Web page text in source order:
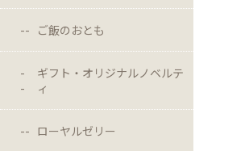
ご飯のおとも
ギフト・オリジナルノベルテ
ィ
ローヤルゼリー